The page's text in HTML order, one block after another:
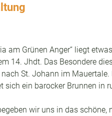
am Grünen Anger“ liegt
14. Jhdt. Das Besondere
St. Johann im
sich ein barocker Brunnen
wir uns in das